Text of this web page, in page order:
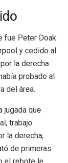
fue Peter Doak.
y cedido al
la derecha
probado al
del área.
jugada que
trabajo
la derecha,
de primeras.